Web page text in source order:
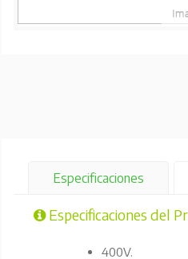
Especificaciones
Especificaciones del
400V.